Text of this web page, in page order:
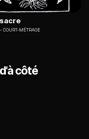
COURT-MÉTRAGE
côté